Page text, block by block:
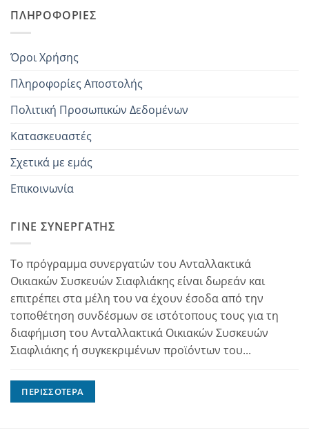
ΠΛΗΡΟΦΟΡΊΕΣ
Όροι Χρήσης
Πληροφορίες Αποστολής
Πολιτική Προσωπικών Δεδομένων
Κατασκευαστές
Σχετικά με εμάς
Επικοινωνία
ΓΊΝΕ ΣΥΝΕΡΓΆΤΗΣ
Το πρόγραμμα συνεργατών του Ανταλλακτικά
Οικιακών Συσκευών Σιαφλιάκης είναι δωρεάν και
επιτρέπει στα μέλη του να έχουν έσοδα από την
τοποθέτηση συνδέσμων σε ιστότοπους τους για τη
διαφήμιση του Ανταλλακτικά Οικιακών Συσκευών
Σιαφλιάκης ή συγκεκριμένων προϊόντων του...
ΠΕΡΙΣΣΌΤΕΡΑ